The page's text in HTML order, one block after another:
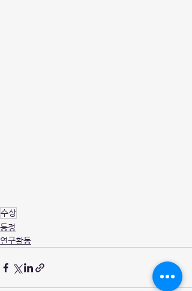
수상
동정
연구활동